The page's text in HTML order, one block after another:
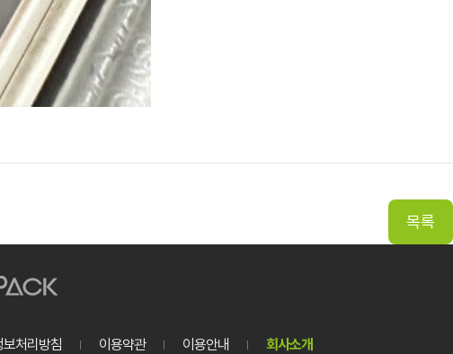
처리방침 이용약관 이용안내 회사소개